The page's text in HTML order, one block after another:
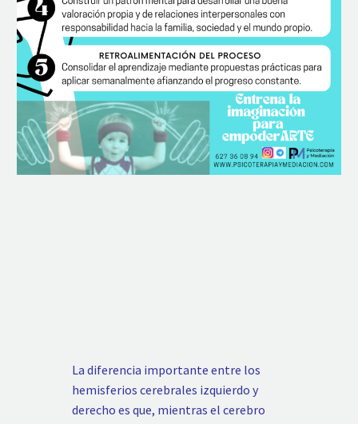
La diferencia importante entre los
hemisferios cerebrales izquierdo y
derecho es que, mientras el cerebro